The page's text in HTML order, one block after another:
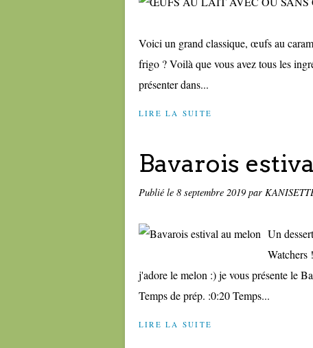
Voici un grand classique, œufs au
frigo ? Voilà que vous avez tous les
présenter dans...
LIRE LA SUITE
Bavarois
Publié le 8 septembre 2019 par
Un
Watchers
j'adore le melon :) je vous présente le
Temps de prép. :0:20 Temps...
LIRE LA SUITE